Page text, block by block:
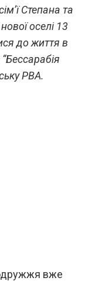
Степана та
оселі 13
до життя в
РВА.
вже